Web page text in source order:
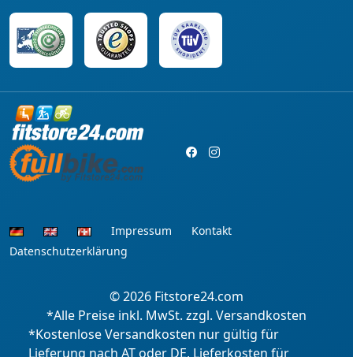
Impressum
Kontakt
Datenschutzerklärung
© 2026 Fitstore24.com
*Alle Preise inkl. MwSt. zzgl. Versandkosten
*Kostenlose Versandkosten nur gültig für
Lieferung nach AT oder DE, Lieferkosten für